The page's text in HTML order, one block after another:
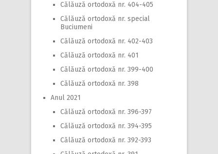
Călăuză ortodoxă nr. 404-405
Călăuză ortodoxă nr. special
Buciumeni
Călăuză ortodoxă nr. 402-403
Călăuză ortodoxă nr. 401
Călăuză ortodoxă nr. 399-400
Călăuză ortodoxă nr. 398
Anul 2021
Călăuză ortodoxă nr. 396-397
Călăuză ortodoxă nr. 394-395
Călăuză ortodoxă nr. 392-393